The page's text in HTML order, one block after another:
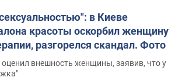
в Киеве
красоты оскорбил женщину
разгорелся скандал. Фото
внешность женщины, заявив, что у